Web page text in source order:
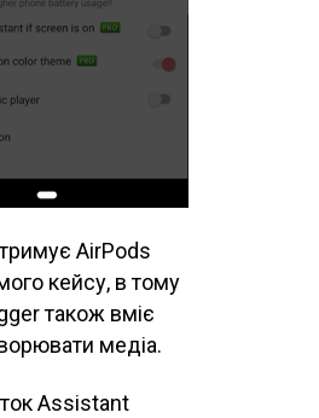
AirPods
кейсу, в тому
також вміє
медіа.
Assistant